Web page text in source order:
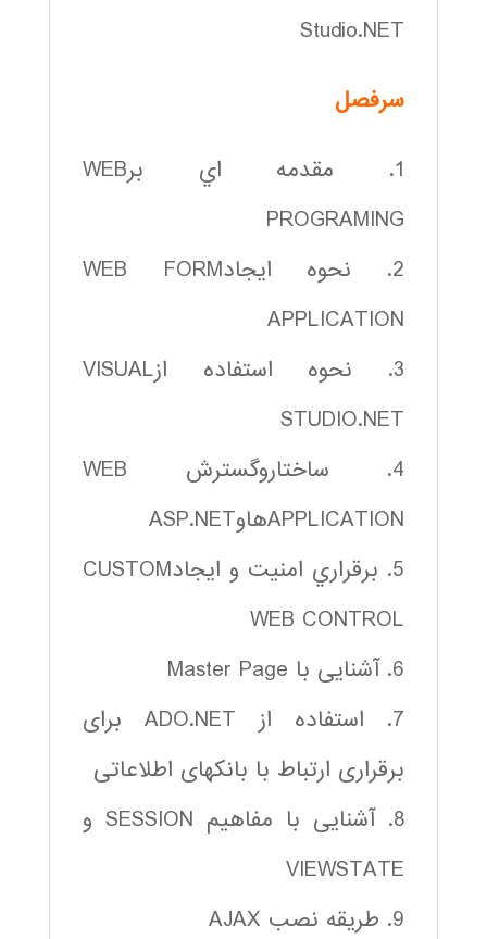
Studio.NET
سرفصل
1. مقدمه اي برWEB
PROGRAMING
2. نحوه ايجادWEB FORM
APPLICATION
3. نحوه استفاده ازVISUAL
STUDIO.NET
4. ساختاروگسترش WEB
APPLICATIONهاوASP.NET
5. برقراري امنيت و ايجادCUSTOM
WEB CONTROL
6. آشنایی با Master Page
7. استفاده از ADO.NET برای
برقراری ارتباط با بانکهای اطلاعاتی
8. آشنایی با مفاهیم SESSION و
VIEWSTATE
9. طریقه نصب AJAX